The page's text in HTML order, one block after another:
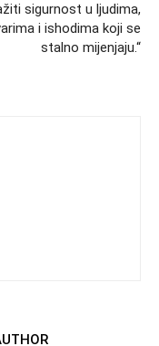
sigurnost u ljudima,
i ishodima koji se
stalno mijenjaju.“